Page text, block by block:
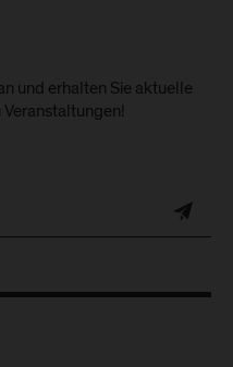
und erhalten Sie aktuelle